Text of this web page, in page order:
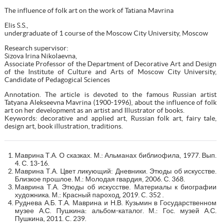
The influence of folk art on the work of Tatiana Mavrina
Elis S.S.,
undergraduate of 1 course of the Moscow City University, Moscow
Research supervisor:
Sizova Irina Nikolaevna,
Associate Professor of the Department of Decorative Art and Design
of the Institute of Culture and Arts of Moscow City University,
Candidate of Pedagogical Sciences
Annotation. The article is devoted to the famous Russian artist
Tatyana Alekseevna Mavrina (1900-1996), about the influence of folk
art on her development as an artist and Illustrator of books.
Keywords: decorative and applied art, Russian folk art, fairy tale,
design art, book illustration, traditions.
Маврина Т.А. О сказках. М.: Альманах библиофила, 1977. Вып.
4. С. 13-16.
Маврина Т.А. Цвет ликующий: Дневники. Этюды об искусстве.
Близкое прошлое. М.: Молодая гвардия, 2006. С. 368.
Маврина Т.А. Этюды об искусстве. Материалы к биографии
художника. М.: Красный пароход, 2019. C. 352 .
Руднева А.Б. Т.А. Маврина и Н.В. Кузьмин в Государственном
музее А.С. Пушкина: альбом-каталог. М.: Гос. музей А.С.
Пушкина, 2011. C. 239.